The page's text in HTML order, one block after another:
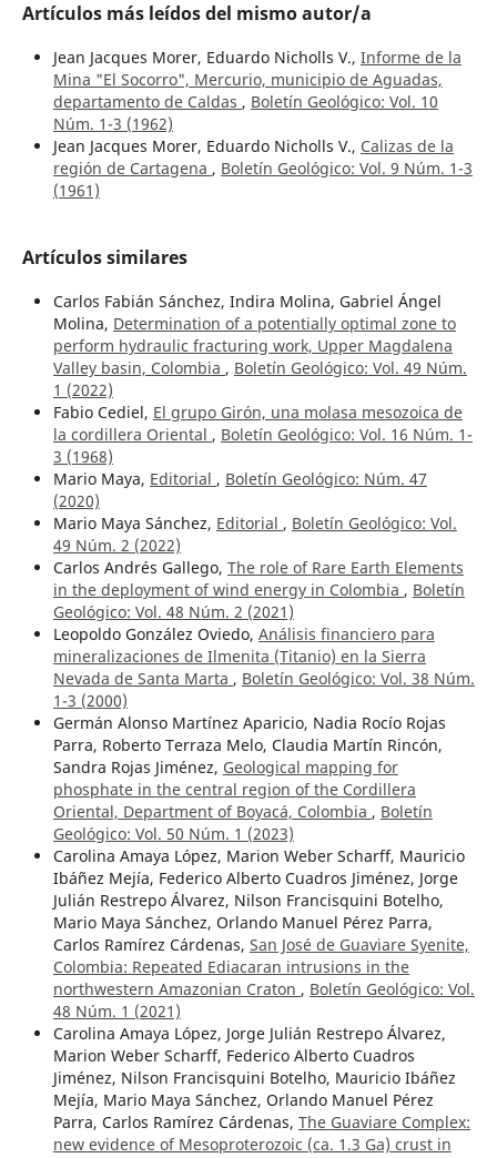
Artículos más leídos del mismo autor/a
Jean Jacques Morer, Eduardo Nicholls V., Informe de la
Mina "El Socorro", Mercurio, municipio de Aguadas,
departamento de Caldas , Boletín Geológico: Vol. 10
Núm. 1-3 (1962)
Jean Jacques Morer, Eduardo Nicholls V., Calizas de la
región de Cartagena , Boletín Geológico: Vol. 9 Núm. 1-3
(1961)
Artículos similares
Carlos Fabián Sánchez, Indira Molina, Gabriel Ángel
Molina, Determination of a potentially optimal zone to
perform hydraulic fracturing work, Upper Magdalena
Valley basin, Colombia , Boletín Geológico: Vol. 49 Núm.
1 (2022)
Fabio Cediel, El grupo Girón, una molasa mesozoica de
la cordillera Oriental , Boletín Geológico: Vol. 16 Núm. 1-
3 (1968)
Mario Maya, Editorial , Boletín Geológico: Núm. 47
(2020)
Mario Maya Sánchez, Editorial , Boletín Geológico: Vol.
49 Núm. 2 (2022)
Carlos Andrés Gallego, The role of Rare Earth Elements
in the deployment of wind energy in Colombia , Boletín
Geológico: Vol. 48 Núm. 2 (2021)
Leopoldo González Oviedo, Análisis financiero para
mineralizaciones de Ilmenita (Titanio) en la Sierra
Nevada de Santa Marta , Boletín Geológico: Vol. 38 Núm.
1-3 (2000)
Germán Alonso Martínez Aparicio, Nadia Rocío Rojas
Parra, Roberto Terraza Melo, Claudia Martín Rincón,
Sandra Rojas Jiménez, Geological mapping for
phosphate in the central region of the Cordillera
Oriental, Department of Boyacá, Colombia , Boletín
Geológico: Vol. 50 Núm. 1 (2023)
Carolina Amaya López, Marion Weber Scharff, Mauricio
Ibáñez Mejía, Federico Alberto Cuadros Jiménez, Jorge
Julián Restrepo Álvarez, Nilson Francisquini Botelho,
Mario Maya Sánchez, Orlando Manuel Pérez Parra,
Carlos Ramírez Cárdenas, San José de Guaviare Syenite,
Colombia: Repeated Ediacaran intrusions in the
northwestern Amazonian Craton , Boletín Geológico: Vol.
48 Núm. 1 (2021)
Carolina Amaya López, Jorge Julián Restrepo Álvarez,
Marion Weber Scharff, Federico Alberto Cuadros
Jiménez, Nilson Francisquini Botelho, Mauricio Ibáñez
Mejía, Mario Maya Sánchez, Orlando Manuel Pérez
Parra, Carlos Ramírez Cárdenas, The Guaviare Complex:
new evidence of Mesoproterozoic (ca. 1.3 Ga) crust in